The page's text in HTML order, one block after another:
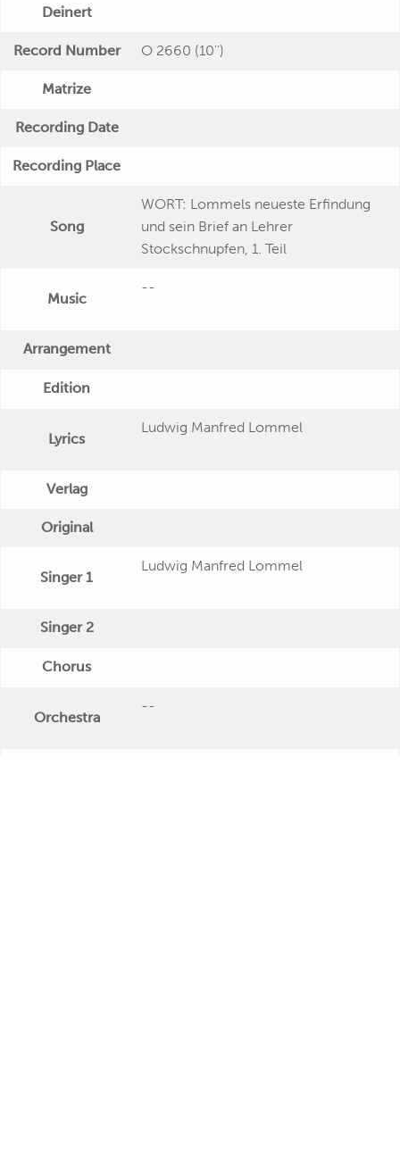
Deinert
Record Number O 2660 (10'')
Matrize
Recording Date
Recording Place
Song
WORT: Lommels neueste Erfindung
und sein Brief an Lehrer
Stockschnupfen, 1. Teil
Music
--
Arrangement
Edition
Lyrics
Ludwig Manfred Lommel
Verlag
Original
Singer 1
Ludwig Manfred Lommel
Singer 2
Chorus
Orchestra
--